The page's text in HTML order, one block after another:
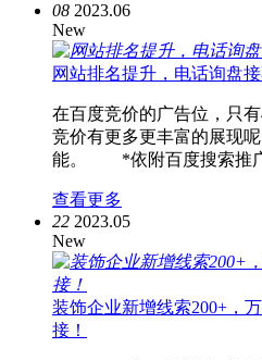
08 2023.06
New
网站排名提升，电话询盘
在百度竞价的广告位，只
竞价有更多更丰富的展现
能。 *依附百度搜索
查看更多
22 2023.05
New
装饰企业新增线索200+，
接！